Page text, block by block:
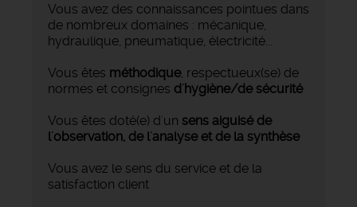
Vous avez des connaissances pointues dans
de nombreux domaines : mécanique,
hydraulique, pneumatique, électricité...
Vous êtes méthodique, respectueux(se) de
normes et consignes d'hygiène/de sécurité
Vous êtes doté(e) d'un sens aiguisé de
l'observation, de l'analyse et de la synthèse
Vous avez le sens du service et de la
satisfaction client